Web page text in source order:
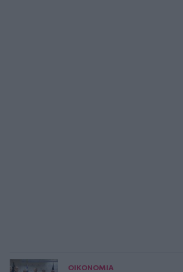
ΟΙΚΟΝΟΜΙΑ